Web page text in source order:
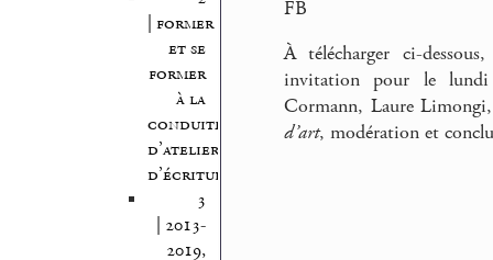
| former
et se
former
à la
conduite
d’atelier
d’écriture
3
| 2013-
2019,
FB
À télécharger ci-
invitation pour le lundi
Cormann, Laure
d’art, modération et